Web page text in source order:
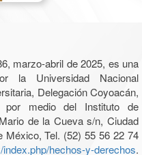
marzo-abril de 2025, es una
la Universidad Nacional
Delegación Coyoacán,
por medio del Instituto de
de la Cueva s/n, Ciudad
México, Tel. (52) 55 56 22 74
hechos-y-derechos.